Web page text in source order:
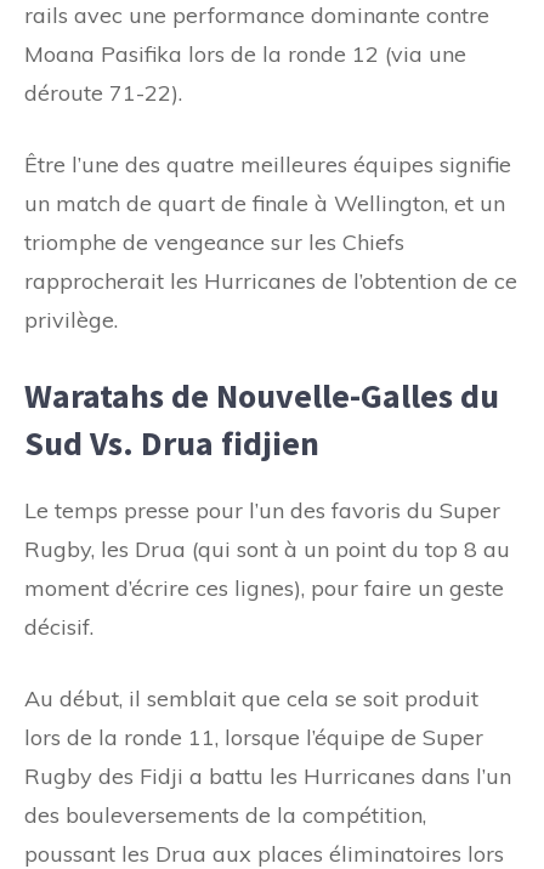
rails avec une performance dominante contre
Moana Pasifika lors de la ronde 12 (via une
déroute 71-22).
Être l’une des quatre meilleures équipes signifie
un match de quart de finale à Wellington, et un
triomphe de vengeance sur les Chiefs
rapprocherait les Hurricanes de l’obtention de ce
privilège.
Waratahs de Nouvelle-Galles du
Sud Vs. Drua fidjien
Le temps presse pour l’un des favoris du Super
Rugby, les Drua (qui sont à un point du top 8 au
moment d’écrire ces lignes), pour faire un geste
décisif.
Au début, il semblait que cela se soit produit
lors de la ronde 11, lorsque l’équipe de Super
Rugby des Fidji a battu les Hurricanes dans l’un
des bouleversements de la compétition,
poussant les Drua aux places éliminatoires lors